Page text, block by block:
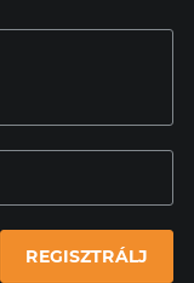
REGISZTRÁLJ